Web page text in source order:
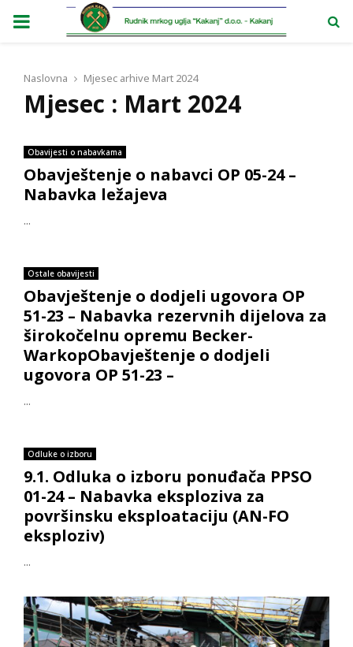
PRIMARY
Naslovna Mjesec arhive Mart 2024
Mjesec : Mart 2024
Obavijesti o nabavkama
Obavještenje o nabavci OP 05-24 –
Nabavka ležajeva
...
Ostale obavijesti
Obavještenje o dodjeli ugovora OP
51-23 – Nabavka rezervnih dijelova za
širokočelnu opremu Becker-
WarkopObavještenje o dodjeli
ugovora OP 51-23 –
...
Odluke o izboru
9.1. Odluka o izboru ponuđača PPSO
01-24 – Nabavka eksploziva za
površinsku eksploataciju (AN-FO
eksploziv)
...